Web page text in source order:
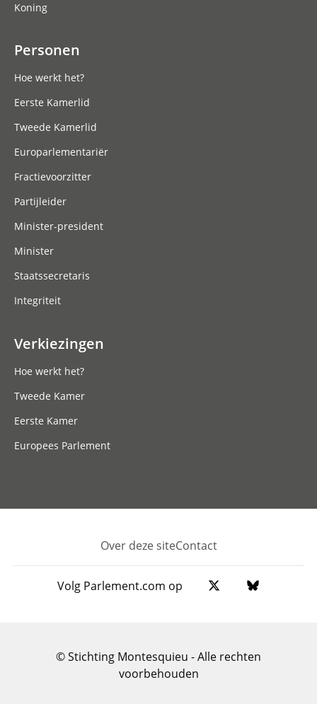
Koning
Personen
Hoe werkt het?
Eerste Kamerlid
Tweede Kamerlid
Europarlementariër
Fractievoorzitter
Partijleider
Minister-president
Minister
Staatssecretaris
Integriteit
Verkiezingen
Hoe werkt het?
Tweede Kamer
Eerste Kamer
Europees Parlement
Footer
Over deze siteContact
Volg Parlement.com op
© Stichting Montesquieu - Alle rechten
voorbehouden